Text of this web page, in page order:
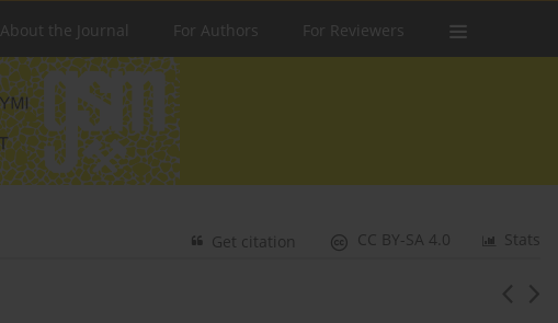
About the Journal For Authors For Reviewers
Stats
CC BY-SA 4.0
Get citation